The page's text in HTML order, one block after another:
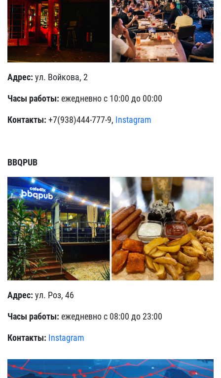
Адрес: ул. Войкова, 2
Часы работы: ежедневно с 10:00 до 00:00
Контакты: +7(938)444-777-9, Instagram
BBQPUB
Адрес: ул. Роз, 46
Часы работы: ежедневно с 08:00 до 23:00
Контакты: Instagram